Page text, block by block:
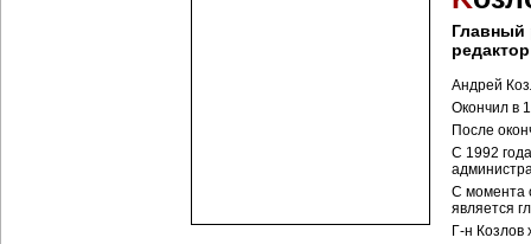
Главный
Андрей
Окончил в
После
С 1992
С момента
является
Г-н Козлов